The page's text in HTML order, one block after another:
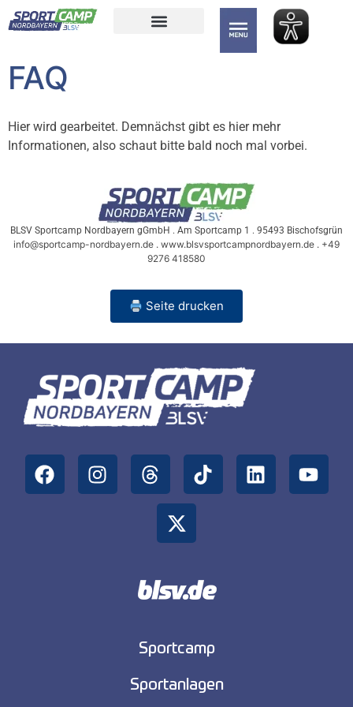
springen
FAQ
Hier wird gearbeitet. Demnächst gibt es hier mehr
Informationen, also schaut bitte bald noch mal vorbei.
BLSV Sportcamp Nordbayern gGmbH . Am Sport­camp 1 . 95493 Bischofsgrün
info@​sportcamp-​nordbayern.​de . www.blsvsportcampnordbayern.de . +49
9276 418580
Seite drucken
Sportcamp
Sportanlagen